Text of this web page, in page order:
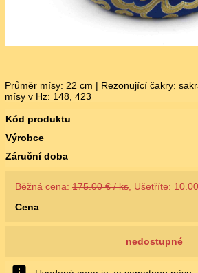
Průměr mísy: 22 cm | Rezonující čakry:
mísy v Hz: 148, 423
Kód produktu
Výrobce
Záruční doba
Běžná cena: 175.00 € / ks , Ušetříte:
Cena
nedostupné